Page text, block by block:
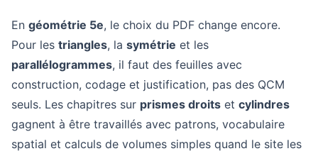
En géométrie 5e, le choix du PDF change encore.
Pour les triangles, la symétrie et les
parallélogrammes, il faut des feuilles avec
construction, codage et justification, pas des QCM
seuls. Les chapitres sur prismes droits et cylindres
gagnent à être travaillés avec patrons, vocabulaire
spatial et calculs de volumes simples quand le site les